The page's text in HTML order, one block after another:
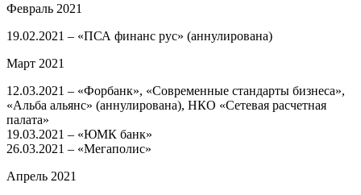
Февраль 2021
​19.02.2021 – «ПСА финанс рус» (аннулирована)
Март 2021
12.03.2021 – «Форбанк», «Современные стандарты бизнеса»,
«Альба альянс» (аннулирована), НКО «Сетевая расчетная
палата»
19.03.2021 – «ЮМК банк»
26.03.2021 – «Мегаполис»
Апрель 2021